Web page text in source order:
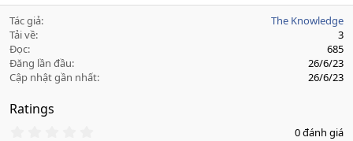
Tác giả
The Knowledge
Tải về
3
Đọc
685
Đăng lần đầu
26/6/23
Cập nhật gần nhất
26/6/23
Ratings
0 đánh giá